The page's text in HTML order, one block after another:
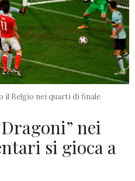
il Belgio nei quarti di finale
nei
si gioca a